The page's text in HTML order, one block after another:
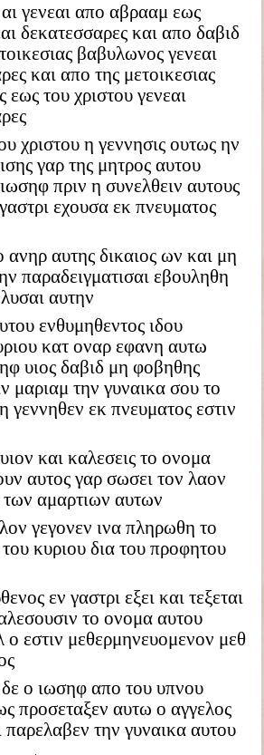
γενεαι απο αβρααμ εως
δεκατεσσαρες και απο δαβιδ
βαβυλωνος γενεαι
και απο της μετοικεσιας
του χριστου γενεαι
χριστου η γεννησις ουτως ην
γαρ της μητρος αυτου
πριν η συνελθειν αυτους
εχουσα εκ πνευματος
αυτης δικαιος ων και μη
παραδειγματισαι εβουληθη
αυτην
ενθυμηθεντος ιδου
κατ οναρ εφανη αυτω
υιος δαβιδ μη φοβηθης
μαριαμ την γυναικα σου το
γεννηθεν εκ πνευματος εστιν
και καλεσεις το ονομα
αυτος γαρ σωσει τον λαον
αμαρτιων αυτων
γεγονεν ινα πληρωθη το
κυριου δια του προφητου
εν γαστρι εξει και τεξεται
το ονομα αυτου
ο εστιν μεθερμηνευομενον μεθ
δε ο ιωσηφ απο του υπνου
προσεταξεν αυτω ο αγγελος
παρελαβεν την γυναικα αυτου